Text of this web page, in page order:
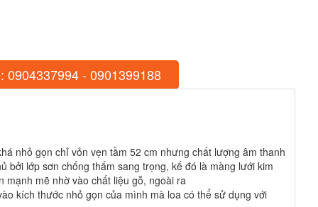
0904337994 - 0901399188
nhỏ gọn chỉ vỏn vẹn tầm 52 cm nhưng chất lượng âm thanh
bởi lớp sơn chống thấm sang trọng, kế đó là màng lưới kim
mạnh mẽ nhờ vào chất liệu gỗ, ngoài ra
kích thước nhỏ gọn của mình mà loa có thể sử dụng với